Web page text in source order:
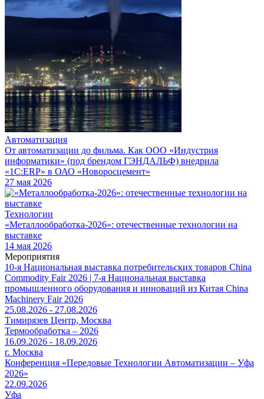
Автоматизация
От автоматизации до фильма. Как ООО «Индустрия
информатики» (под брендом ГЭНДАЛЬФ) внедрила
«1С:ERP» в ОАО «Новоросцемент»
27 мая 2026
Технологии
«Металлообработка-2026»: отечественные технологии на
выставке
14 мая 2026
Мероприятия
10-я Национальная выставка потребительских товаров China
Commodity Fair 2026 | 7-я Национальная выставка
промышленного оборудования и инноваций из Китая China
Machinery Fair 2026
25.08.2026 - 27.08.2026
Тимирязев Центр, Москва
Термообработка – 2026
16.09.2026 - 18.09.2026
г. Москва
Конференция «Передовые Технологии Автоматизации – Уфа
2026»
22.09.2026
Уфа